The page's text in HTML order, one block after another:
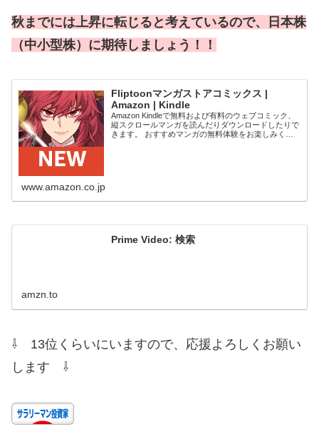
秋までには上昇に転じると考えているので、日本株
（中小型株）に期待しましょう！！
Fliptoonマンガストアコミックス |
Amazon | Kindle
Amazon Kindleで無料および有料のウェブコミック、
縦スクロールマンガを読んだりダウンロードしたりで
きます。 おすすめマンガの無料体験をお楽しみくだ
www.amazon.co.jp
Prime Video: 検索
amzn.to
⇩ 13位くらいにいますので、応援よろしくお願い
します ⇩